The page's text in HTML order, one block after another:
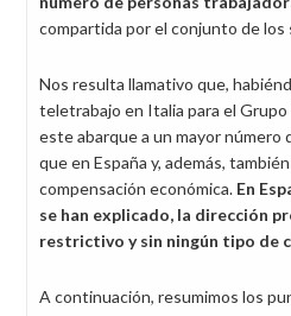
compartida por el conjunto de los
Nos resulta llamativo que,
teletrabajo en Italia para el Grupo
este abarque a un mayor número
que en España y, además,
compensación económica. En
se han explicado, la dirección
restrictivo y sin ningún tipo de
A continuación, resumimos los